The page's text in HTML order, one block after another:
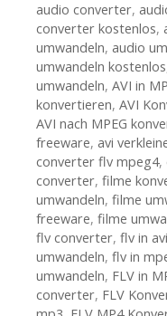
audio converter,
converter kostenlos,
umwandeln, audio
umwandeln kostenlos
umwandeln, AVI in
konvertieren, AVI
AVI nach MPEG
freeware, avi
converter flv mpeg4,
converter, filme
umwandeln, filme
freeware, filme
flv converter, flv in
umwandeln, flv in
umwandeln, FLV in
converter, FLV